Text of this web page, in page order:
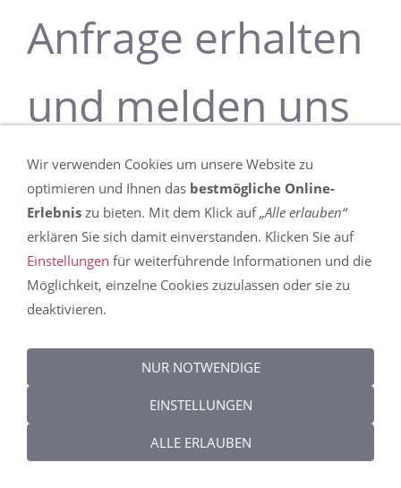
Anfrage erhalten
und melden uns
schnellstmöglich.
Sie sind hier: INNOTON
Impressum Datenschutz AGB Widerrufsrecht Cookies
Wir verwenden Cookies um unsere Website zu
optimieren und Ihnen das bestmögliche Online-
Erlebnis zu bieten. Mit dem Klick auf„Alle erlauben“
erklären Sie sich damit einverstanden. Klicken Sie auf
Einstellungen für weiterführende Informationen und die
Möglichkeit, einzelne Cookies zuzulassen oder sie zu
deaktivieren.
NUR NOTWENDIGE
EINSTELLUNGEN
ALLE ERLAUBEN